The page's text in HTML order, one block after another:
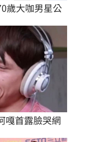
歲大咖男星公
嘎首露臉哭網